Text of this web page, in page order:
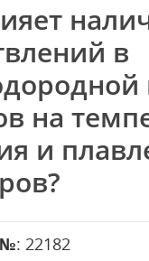
в
на
и
№: 22182